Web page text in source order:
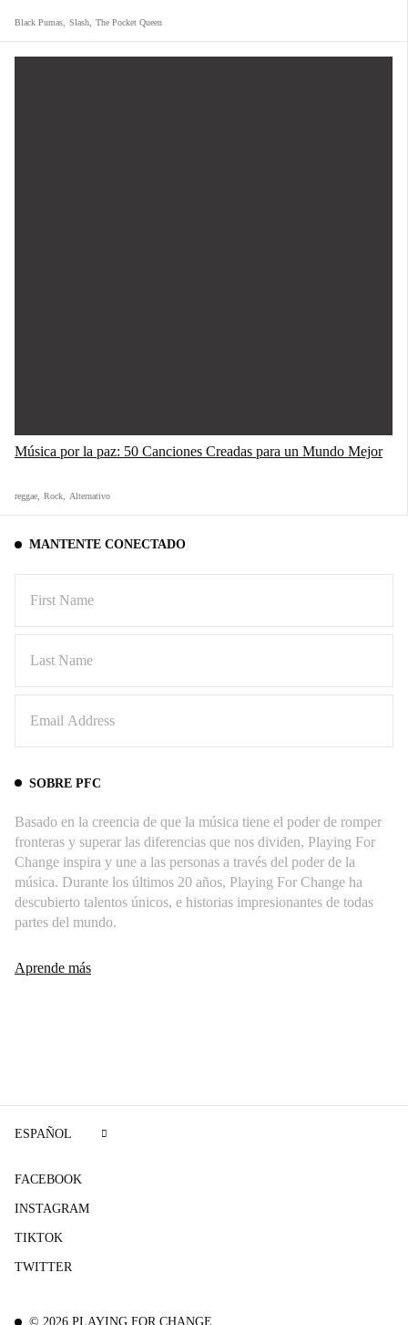
Black Pumas Slash The Pocket Queen
Música por la paz: 50 Canciones Creadas para un Mundo Mejor
reggae Rock Alternativo
MANTENTE CONECTADO
SOBRE PFC
Basado en la creencia de que la música tiene el poder de romper
fronteras y superar las diferencias que nos dividen, Playing For
Change inspira y une a las personas a través del poder de la
música. Durante los últimos 20 años, Playing For Change ha
descubierto talentos únicos, e historias impresionantes de todas
partes del mundo.
Aprende más
© 2026 PLAYING FOR CHANGE
FACEBOOK
INSTAGRAM
TIKTOK
TWITTER
ESPAÑOL